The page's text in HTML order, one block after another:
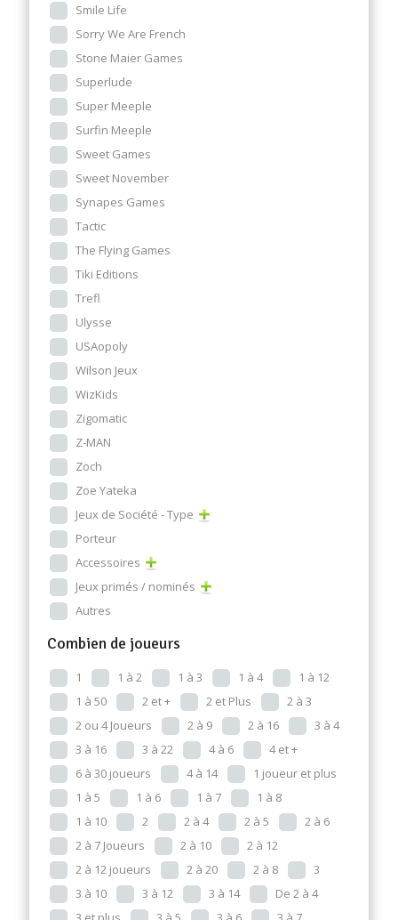
Smile Life
Sorry We Are French
Stone Maier Games
Superlude
Super Meeple
Surfin Meeple
Sweet Games
Sweet November
Synapes Games
Tactic
The Flying Games
Tiki Editions
Trefl
Ulysse
USAopoly
Wilson Jeux
WizKids
Zigomatic
Z-MAN
Zoch
Zoe Yateka
Jeux de Société - Type
Porteur
Accessoires
Jeux primés / nominés
Autres
Combien de joueurs
1 1 à 2 1 à 3 1 à 4
1 à 12
1 à 50
2 et + 2 et Plus
2 à 3
2 ou 4 Joueurs
2 à 9 2 à 16
3 à 4
3 à 16
3 à 22 4 à 6
4 et +
6 à 30 joueurs
4 à 14
1 joueur et plus
1 à 5
1 à 6 1 à 7
1 à 8
1 à 10
2 2 à 4 2 à 5
2 à 6
2 à 7 Joueurs
2 à 10
2 à 12
2 à 12 joueurs
2 à 20 2 à 8
3
3 à 10
3 à 12 3 à 14
De 2 à 4